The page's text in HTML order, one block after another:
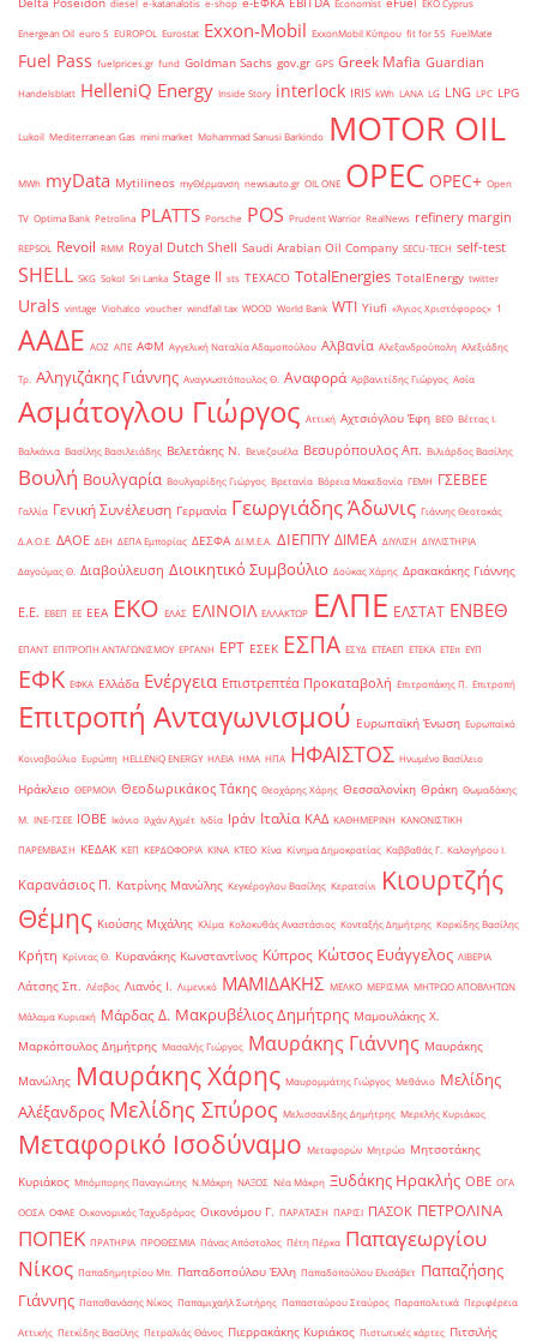
diesel e-katanalotis e-shop Economist EKO Cyprus
Energean Oil euro 5 EUROPOL Eurostat Exxon-Mobil ExxonMobil Κύπρου fit for 55 FuelMate
Fuel Pass fuelprices.gr fund Goldman Sachs gov.gr GPS Greek Mafia Guardian
Handelsblatt HelleniQ Energy Inside Story interlock IRIS kWh LANA LG LNG LPC LPG
Lukoil Mediterranean Gas mini market Mohammad Sanusi Barkindo MOTOR OIL
MWh myData Mytilineos myΘέρμανση newsauto.gr OIL ONE OPEC OPEC+ Open
TV Optima Bank Petrolina PLATTS Porsche POS Prudent Warrior RealNews refinery margin
REPSOL Revoil RMM Royal Dutch Shell Saudi Arabian Oil Company SECU-TECH self-test
SHELL SKG Sokol Sri Lanka Stage II sts TEXACO TotalEnergies TotalEnergy twitter
Urals vintage Viohalco voucher windfall tax WOOD World Bank WTI Yiufi «Άγιος Χριστόφορος» ΄1
ΑΑΔΕ ΑΟΖ ΑΠΕ ΑΦΜ Αγγελική Ναταλία Αδαμοπούλου Αλβανία Αλεξανδρούπολη Αλεξιάδης
Τρ. Αληγιζάκης Γιάννης Αναγνωστόπουλος Θ. Αναφορά Αρβανιτίδης Γιώργος Ασία
Ασμάτογλου Γιώργος Αττική Αχτσιόγλου Έφη ΒΕΘ Βέττας Ι.
Βαλκάνια Βασίλης Βασιλειάδης Βελετάκης Ν. Βενεζουέλα Βεσυρόπουλος Απ. Βιλιάρδος Βασίλης
Βουλή Βουλγαρία Βουλγαρίδης Γιώργος Βρετανία Βόρεια Μακεδονία ΓΕΜΗ ΓΣΕΒΕΕ
Γαλλία Γενική Συνέλευση Γερμανία Γεωργιάδης Άδωνις Γιάννης Θεοτοκάς
Δ.Α.Ο.Ε. ΔΑΟΕ ΔΕΗ ΔΕΠΑ Εμπορίας ΔΕΣΦΑ ΔΙ.Μ.Ε.Α. ΔΙΕΠΠΥ ΔΙΜΕΑ ΔΙΥΛΙΣΗ ΔΙΥΛΙΣΤΗΡΙΑ
Δαγούμας Θ. Διαβούλευση Διοικητικό Συμβούλιο Δούκας Χάρης Δρακακάκης Γιάννης
Ε.Ε. ΕΒΕΠ ΕΕ ΕΕΑ ΕΚΟ ΕΛΑΣ ΕΛΙΝΟΙΛ ΕΛΛΑΚΤΩΡ ΕΛΠΕ ΕΛΣΤΑΤ ΕΝΒΕΘ
ΕΠΑΝΤ ΕΠΙΤΡΟΠΗ ΑΝΤΑΓΩΝΙΣΜΟΥ ΕΡΓΑΝΗ ΕΡΤ ΕΣΕΚ ΕΣΠΑ ΕΣΥΔ ΕΤΕΑΕΠ ΕΤΕΚΑ ΕΤΕπ ΕΥΠ
ΕΦΚ ΕΦΚΑ Ελλάδα Ενέργεια Επιστρεπτέα Προκαταβολή Επιτροπάκης Π. Επιτροπή
Επιτροπή Ανταγωνισμού Ευρωπαϊκή Ένωση Ευρωπαϊκό
Κοινοβούλιο Ευρώπη ΗELLENiQ ENERGY ΗΛΕΙΑ ΗΜΑ ΗΠΑ ΗΦΑΙΣΤΟΣ Ηνωμένο Βασίλειο
Ηράκλειο ΘΕΡΜΟΙΛ Θεοδωρικάκος Τάκης Θεοχάρης Χάρης Θεσσαλονίκη Θράκη Θωμαδάκης
Μ. ΙΝΕ-ΓΣΕΕ ΙΟΒΕ Ικόνιο Ιλχάν Αχμέτ Ινδία Ιράν Ιταλία ΚΑΔ ΚΑΘΗΜΕΡΙΝΗ ΚΑΝΟΝΙΣΤΙΚΗ
ΠΑΡΕΜΒΑΣΗ ΚΕΔΑΚ ΚΕΠ ΚΕΡΔΟΦΟΡΙΑ ΚΙΝΑ ΚΤΕΟ Κίνα Κίνημα Δημοκρατίας Καββαθάς Γ. Καλογήρου Ι.
Καρανάσιος Π. Κατρίνης Μανώλης Κεγκέρογλου Βασίλης Κερατσίνι
Κιουρτζής
Θέμης Κιούσης Μιχάλης Κλίμα Κολοκυθάς Αναστάσιος Κονταξής Δημήτρης Κορκίδης Βασίλης
Κρήτη Κρίντας Θ. Κυρανάκης Κωνσταντίνος Κύπρος Κώτσος Ευάγγελος ΛΙΒΕΡΙΑ
Λάτσης Σπ. Λέσβος Λιανός Ι. Λιμενικό ΜΑΜΙΔΑΚΗΣ ΜΕΛΚΟ ΜΕΡΙΣΜΑ ΜΗΤΡΩΟ ΑΠΟΒΛΗΤΩΝ
Μάλαμα Κυριακή Μάρδας Δ. Μακρυβέλιος Δημήτρης Μαμουλάκης Χ.
Μαρκόπουλος Δημήτρης Μασαλής Γιώργος Μαυράκης Γιάννης Μαυράκης
Μανώλης Μαυράκης Χάρης Μαυρομμάτης Γιώργος Μεθάνιο Μελίδης
Αλέξανδρος Μελίδης Σπύρος Μελισσανίδης Δημήτρης Μερελής Κυριάκος
Μεταφορικό Ισοδύναμο Μεταφορών Μητρώο Μητσοτάκης
Κυριάκος Μπόμπορης Παναγιώτης Ν.Μάκρη ΝΑΞΟΣ Νέα Μάκρη Ξυδάκης Ηρακλής ΟΒΕ ΟΓΑ
ΟΟΣΑ ΟΦΑΕ Οικονομικός Ταχυδρόμος Οικονόμου Γ. ΠΑΡΑΤΑΣΗ ΠΑΡΙΣΙ ΠΑΣΟΚ ΠΕΤΡΟΛΙΝΑ
ΠΟΠΕΚ ΠΡΑΤΗΡΙΑ ΠΡΟΘΕΣΜΙΑ Πάνας Απόστολος Πέτη Πέρκα Παπαγεωργίου
Νίκος Παπαδημητρίου Μπ. Παπαδοπούλου Έλλη Παπαδοπούλου Ελισάβετ Παπαζήσης
Γιάννης Παπαθανάσης Νίκος Παπαμιχαήλ Σωτήρης Παπασταύρου Σταύρος Παραπολιτικά Περιφέρεια
Αττικής Πετκίδης Βασίλης Πετραλιάς Θάνος Πιερρακάκης Κυριάκος Πιστωτικές κάρτες Πιτσιλής